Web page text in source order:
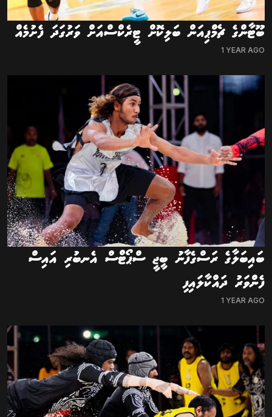
ބޫޓާންގެ ޗެމްޕިއަން ބަލިކޮށް ޓީރެކްސްއަށް ވަރުގަދަ ފެށުމެއް
1 YEAR AGO
ބައިބަލާގެ ރަސްގެފާނު ބީޖީ ސްޕޯޓްސް އެނބުރި އައިސް
ފެންވަރު ދައްކާލައިފި
1 YEAR AGO